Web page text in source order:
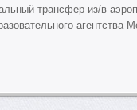
трансфер из/в
агентства